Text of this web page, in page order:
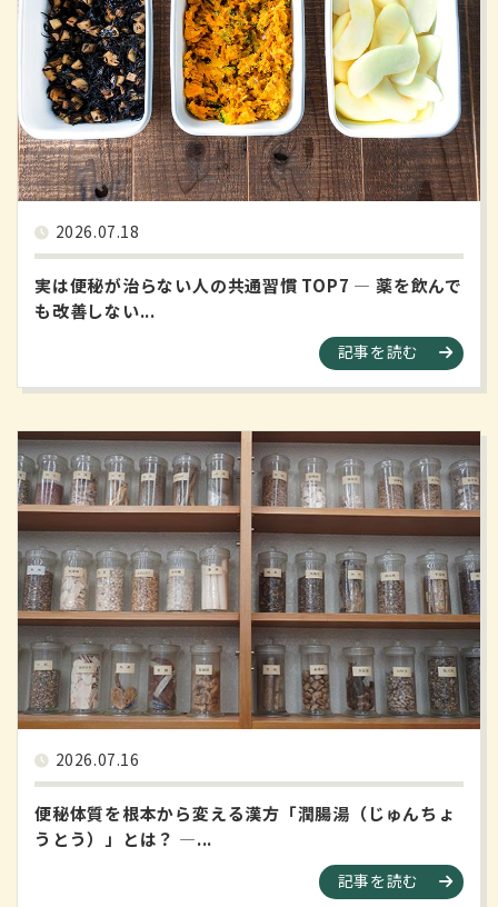
2026.07.18
実は便秘が治らない人の共通習慣 TOP7 ― 薬を飲んで
も改善しない...
記事を読む
2026.07.16
便秘体質を根本から変える漢方「潤腸湯（じゅんちょ
うとう）」とは？ ―...
記事を読む